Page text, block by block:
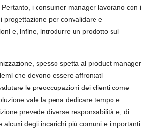
i consumer manager lavorano con i
progettazione per convalidare e
e, infine, introdurre un prodotto sul
spesso spetta al product manager
che devono essere affrontati
le preoccupazioni dei clienti come
vale la pena dedicare tempo e
prevede diverse responsabilità e, di
alcuni degli incarichi più comuni e importanti: